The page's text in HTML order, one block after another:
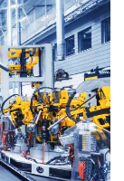
企業的五大衝
點——買賣不破租